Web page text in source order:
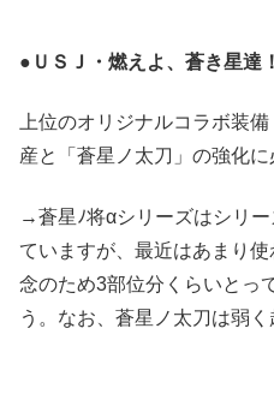
● ＵＳＪ・燃えよ、蒼き星達！
上位のオリジナルコラボ装備
産と「蒼星ノ太刀」の強化
→蒼星ﾉ将αシリーズはシリ
ていますが、最近はあまり使
念のため3部位分くらいとっ
う。なお、蒼星ノ太刀は弱く